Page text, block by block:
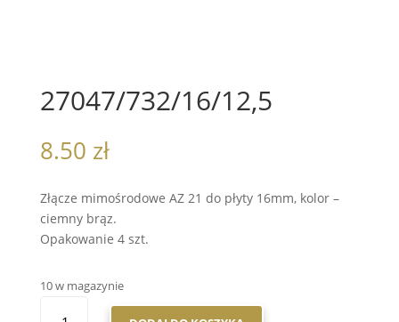
27047/732/16/12,5
8.50 zł
Złącze mimośrodowe AZ 21 do płyty 16mm, kolor –
ciemny brąz.
Opakowanie 4 szt.
10 w magazynie